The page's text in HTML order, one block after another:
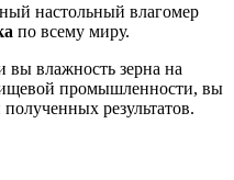
настольный влагомер
по всему миру.
вы влажность зерна на
промышленности, вы
результатов.